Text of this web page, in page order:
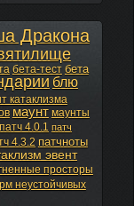
Дракона
бета-тест бета
блю
катаклизма
маунт маунты
патч 4.0.1 патч
4.3.2 патчноты
эвент
просторы
неустойчивых